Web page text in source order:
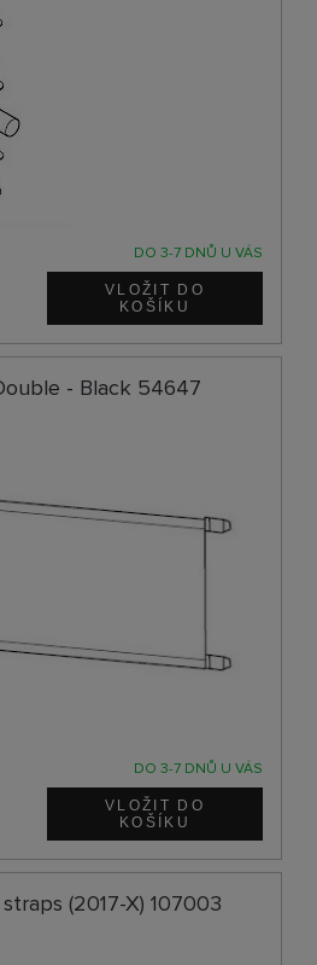
DO 3-7 DNŮ U VÁS
- Black 54647
DO 3-7 DNŮ U VÁS
(2017-X) 107003